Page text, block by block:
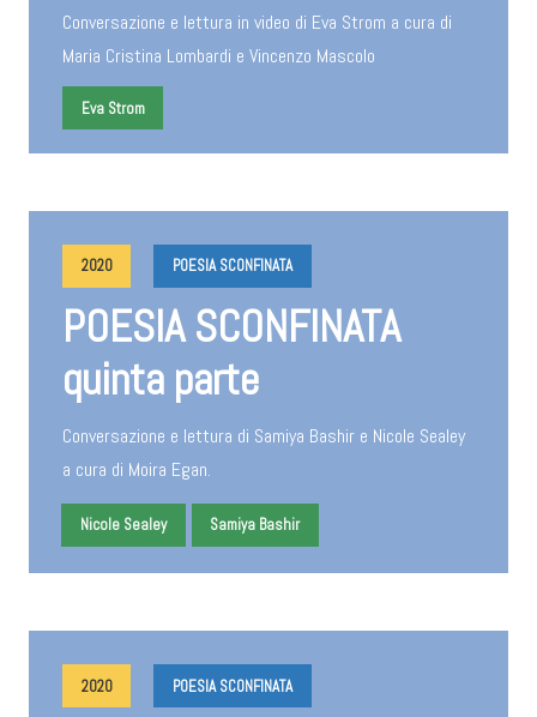
Conversazione e lettura in video di Eva Strom a cura di
Maria Cristina Lombardi e Vincenzo Mascolo
Eva Strom
2020 POESIA SCONFINATA
POESIA SCONFINATA
quinta parte
Conversazione e lettura di Samiya Bashir e Nicole Sealey
a cura di Moira Egan.
Nicole Sealey Samiya Bashir
2020 POESIA SCONFINATA